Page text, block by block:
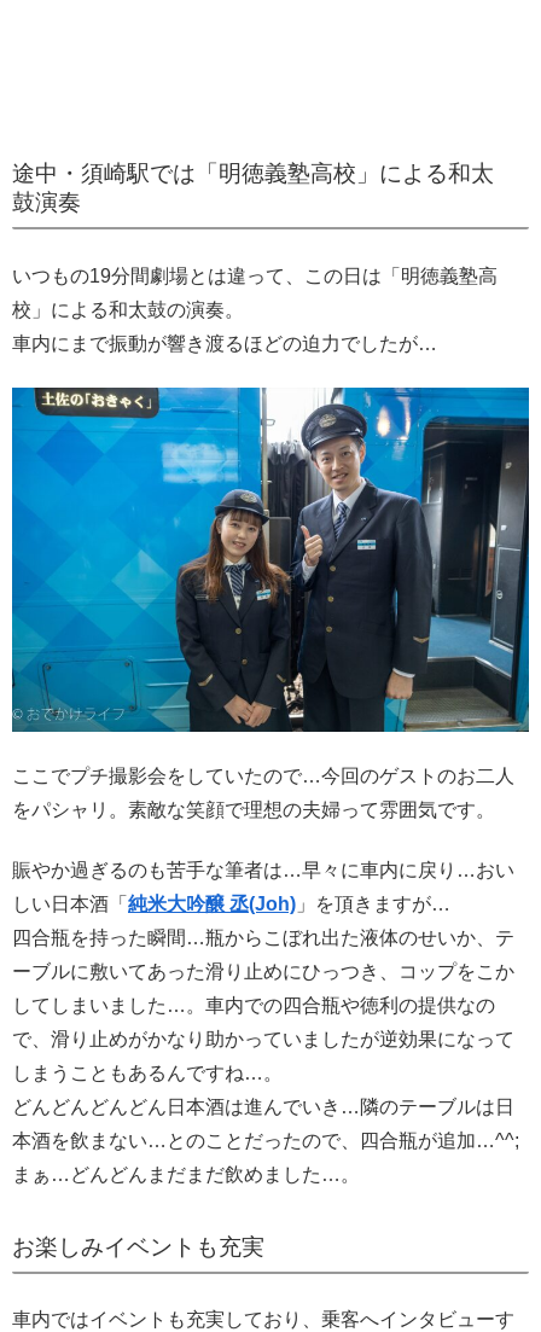
途中・須崎駅では「明徳義塾高校」による和太
鼓演奏
いつもの19分間劇場とは違って、この日は「明徳義塾高
校」による和太鼓の演奏。
車内にまで振動が響き渡るほどの迫力でしたが…
ここでプチ撮影会をしていたので…今回のゲストのお二人
をパシャリ。素敵な笑顔で理想の夫婦って雰囲気です。
賑やか過ぎるのも苦手な筆者は…早々に車内に戻り…おい
しい日本酒「 純米大吟醸 丞(Joh) 」を頂きますが…
四合瓶を持った瞬間…瓶からこぼれ出た液体のせいか、テ
ーブルに敷いてあった滑り止めにひっつき、コップをこか
してしまいました…。車内での四合瓶や徳利の提供なの
で、滑り止めがかなり助かっていましたが逆効果になって
しまうこともあるんですね…。
どんどんどんどん日本酒は進んでいき…隣のテーブルは日
本酒を飲まない…とのことだったので、四合瓶が追加…^^;
まぁ…どんどんまだまだ飲めました…。
お楽しみイベントも充実
車内ではイベントも充実しており、乗客へインタビューす